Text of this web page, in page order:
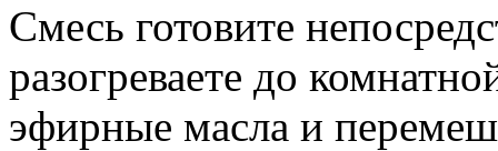
Смесь готовите
разогреваете до
эфирные масла и